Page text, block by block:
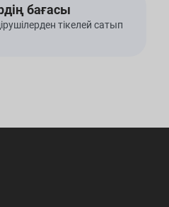
бағасы
тікелей сатып